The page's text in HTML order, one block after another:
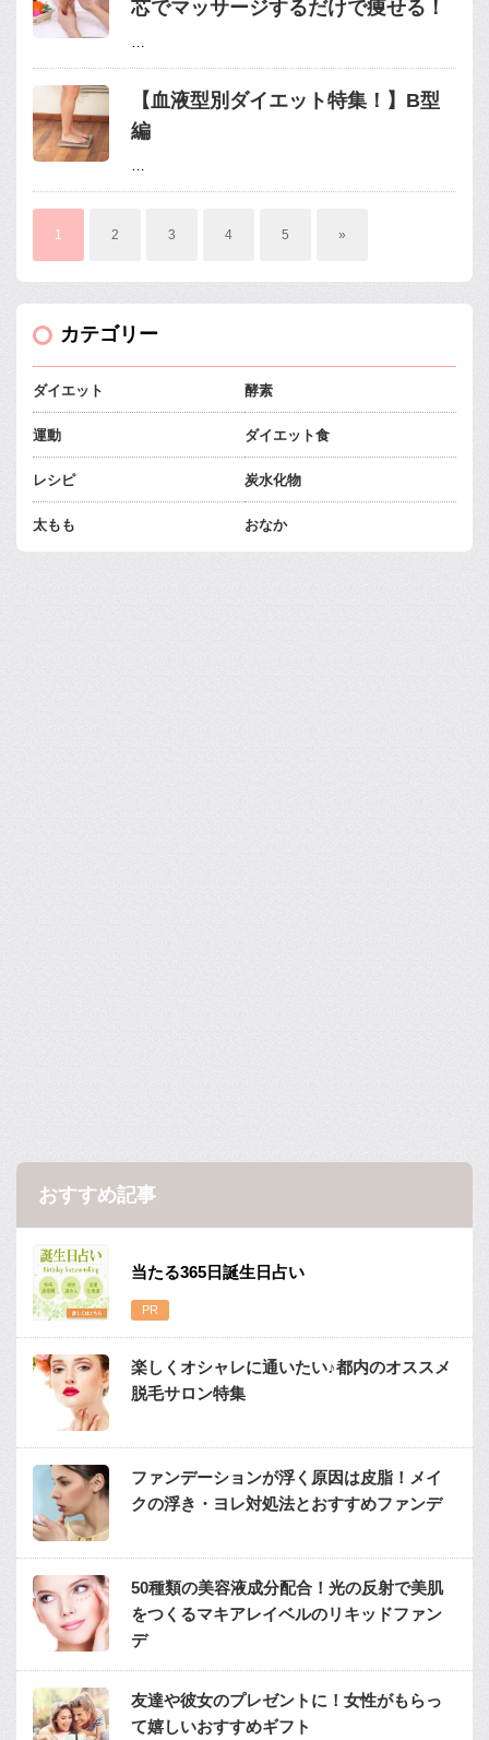
芯でマッサージするだけで痩せる！
…
【血液型別ダイエット特集！】B型
編
…
1 2 3 4 5 »
カテゴリー
ダイエット 酵素
運動 ダイエット食
レシピ 炭水化物
太もも おなか
おすすめ記事
当たる365日誕生日占い
楽しくオシャレに通いたい♪都内のオススメ
脱毛サロン特集
ファンデーションが浮く原因は皮脂！メイ
クの浮き・ヨレ対処法とおすすめファンデ
50種類の美容液成分配合！光の反射で美肌
をつくるマキアレイベルのリキッドファン
デ
友達や彼女のプレゼントに！女性がもらっ
て嬉しいおすすめギフト